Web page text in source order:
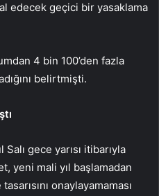
edecek geçici bir yasaklama
4 bin 100’den fazla
belirtmişti.
Salı gece yarısı itibarıyla
yeni mali yıl başlamadan
onaylayamaması